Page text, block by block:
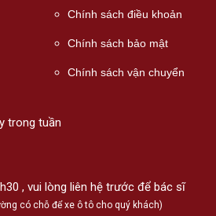
Chính sách điều khoản
Chính sách bảo mật
Chính sách vận chuyển
trong tuần
, vui lòng liên hệ trước để bác sĩ
có chỗ để xe ô tô cho quý khách)